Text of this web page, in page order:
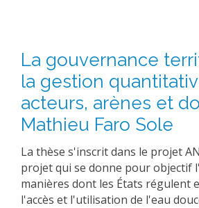
La gouvernance
la gestion
acteurs, arènes et
Mathieu Faro Sole
La thèse s'inscrit dans le projet
projet qui se donne pour objectif
manières dont les États régulent
l'accès et l'utilisation de l'eau